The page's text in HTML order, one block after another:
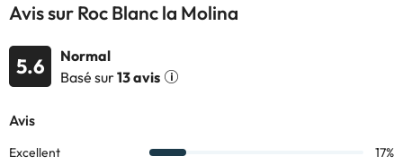
pouvez consulter les tarifs directement auprès de
l’établissement. Toutes les informations figurant sur cette fiche
sont susceptibles d’être modifiées par l’hébergement. Si vous
Avis sur Roc Blanc la Molina
5.6
Normal
Basé sur13 avis